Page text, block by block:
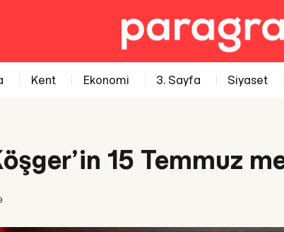
Kent Ekonomi 3. Sayfa Siyaset
15 Temmuz